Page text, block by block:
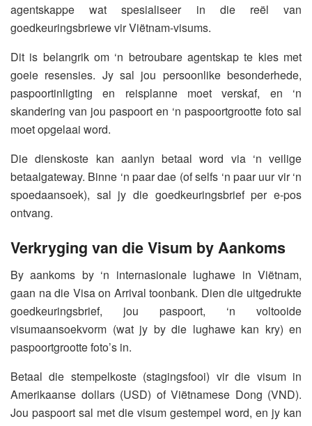
agentskappe wat spesialiseer in die reël van
goedkeuringsbriewe vir Viëtnam-visums.
Dit is belangrik om ‘n betroubare agentskap te kies met
goeie resensies. Jy sal jou persoonlike besonderhede,
paspoortinligting en reisplanne moet verskaf, en ‘n
skandering van jou paspoort en ‘n paspoortgrootte foto sal
moet opgelaai word.
Die dienskoste kan aanlyn betaal word via ‘n veilige
betaalgateway. Binne ‘n paar dae (of selfs ‘n paar uur vir ‘n
spoedaansoek), sal jy die goedkeuringsbrief per e-pos
ontvang.
Verkryging van die Visum by Aankoms
By aankoms by ‘n internasionale lughawe in Viëtnam,
gaan na die Visa on Arrival toonbank. Dien die uitgedrukte
goedkeuringsbrief, jou paspoort, ‘n voltooide
visumaansoekvorm (wat jy by die lughawe kan kry) en
paspoortgrootte foto’s in.
Betaal die stempelkoste (stagingsfooi) vir die visum in
Amerikaanse dollars (USD) of Viëtnamese Dong (VND).
Jou paspoort sal met die visum gestempel word, en jy kan